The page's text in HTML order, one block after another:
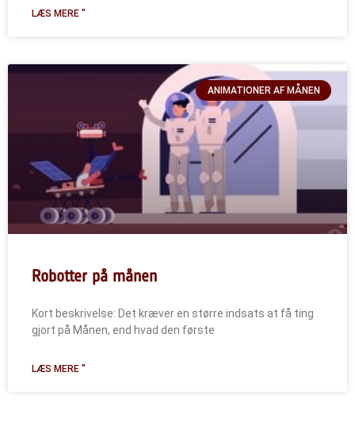
LÆS MERE "
ANIMATIONER AF MÅNEN
Robotter på månen
Kort beskrivelse: Det kræver en større indsats at få ting
gjort på Månen, end hvad den første
LÆS MERE "